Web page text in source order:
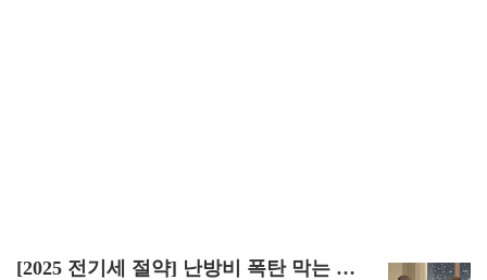
[2025 전기세 절약] 난방비 폭탄 막는 가성비 난방템 5가지